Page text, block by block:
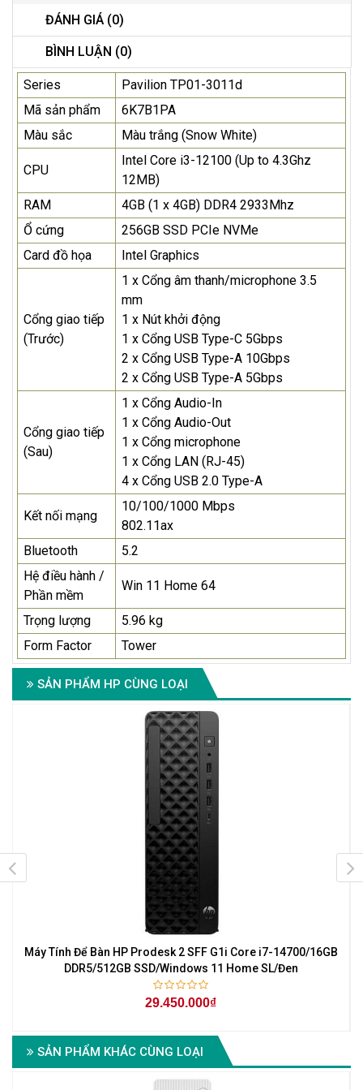
ĐÁNH GIÁ (0)
BÌNH LUẬN (0)
Series
Pavilion TP01-3011d
Mã sản phẩm
6K7B1PA
Màu sắc
Màu trắng (Snow White)
CPU
Intel Core i3-12100 (Up to 4.3Ghz
12MB)
RAM
4GB (1 x 4GB) DDR4 2933Mhz
Ổ cứng
256GB SSD PCIe NVMe
Card đồ họa
Intel Graphics
Cổng giao tiếp
(Trước)
1 x Cổng âm thanh/microphone 3.5
mm
1 x Nút khởi động
1 x Cổng USB Type-C 5Gbps
2 x Cổng USB Type-A 10Gbps
2 x Cổng USB Type-A 5Gbps
Cổng giao tiếp
(Sau)
1 x Cổng Audio-In
1 x Cổng Audio-Out
1 x Cổng microphone
1 x Cổng LAN (RJ-45)
4 x Cổng USB 2.0 Type-A
Kết nối mạng
10/100/1000 Mbps
802.11ax
Bluetooth
5.2
Hệ điều hành /
Phần mềm
Win 11 Home 64
Trọng lượng
5.96 kg
Form Factor
Tower
SẢN PHẨM HP CÙNG LOẠI
Máy Tính Để Bàn HP Prodesk 2 SFF G1i Core i7-14700/16GB
DDR5/512GB SSD/Windows 11 Home SL/Đen
29.450.000₫
SẢN PHẨM KHÁC CÙNG LOẠI